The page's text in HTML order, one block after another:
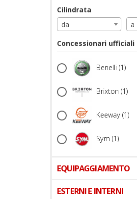
Cilindrata
da
a
Concessionari ufficiali
Benelli (1)
Brixton (1)
Keeway (1)
Sym (1)
EQUIPAGGIAMENTO
ESTERNI E INTERNI